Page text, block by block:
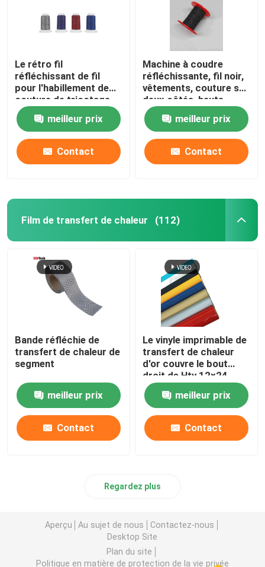
Le rétro fil
réfléchissant de fil
pour l'habillement de
couture de tricotage
de chapeau chausse
blanc
meilleur prix
Contact
Machine à coudre
réfléchissante, fil noir,
vêtements, couture sur
deux côtés, haute
visibilité
meilleur prix
Contact
Film de transfert de chaleur (112)
Bande réfléchie de
transfert de chaleur de
segment
meilleur prix
Contact
Le vinyle imprimable de
transfert de chaleur
d'or couvre le bout
droit de Htv 12x24
15x15 12x12 12x36
meilleur prix
Contact
Regardez plus
Aperçu Au sujet de nous
Contactez-nous
Desktop Site
Plan du site
Politique en matière de protection de la vie privée